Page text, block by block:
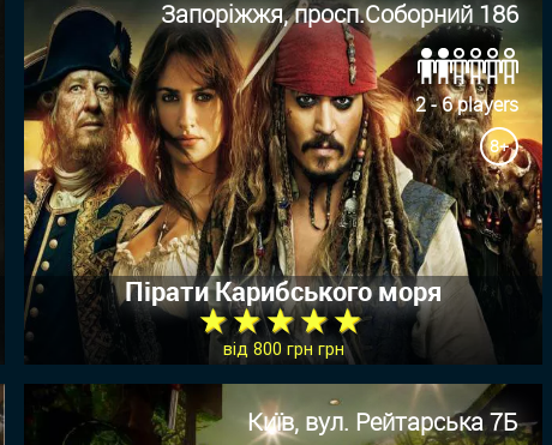
Запоріжжя, просп.Соборний 186
2 - 6 players
8+
Пірати Карибського моря
★ ★ ★ ★ ★
від 800 грн грн
Київ, вул. Рейтарська 7Б